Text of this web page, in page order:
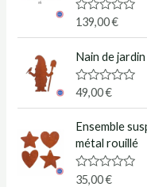
r
5
N
e
s
u
r
5
139,00€
Nain de
N
e
s
u
r
5
49,00€
Ensemble
métal rouillé
N
35,00€